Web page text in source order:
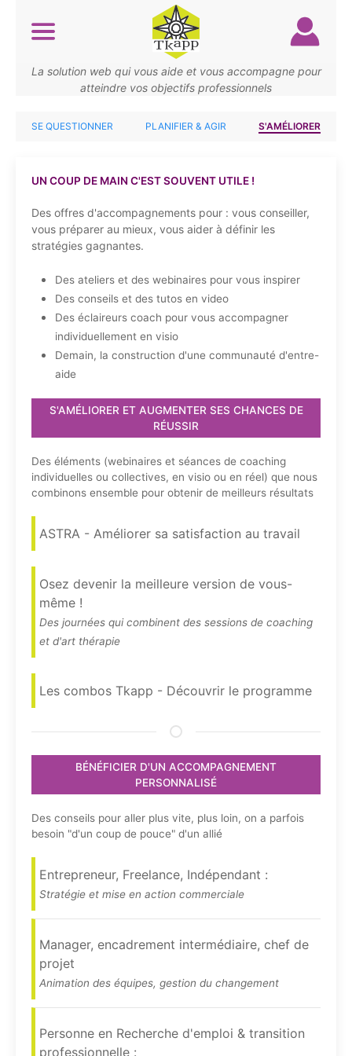
principalLa solution web qui vous aide et vous accompagne pour
atteindre vos objectifs professionnels
SE QUESTIONNER PLANIFIER & AGIR S'AMÉLIORER
UN COUP DE MAIN C'EST SOUVENT UTILE !
Des offres d'accompagnements pour : vous conseiller,
vous préparer au mieux, vous aider à définir les
stratégies gagnantes.
Des ateliers et des webinaires pour vous inspirer
Des conseils et des tutos en video
Des éclaireurs coach pour vous accompagner
individuellement en visio
Demain, la construction d'une communauté d'entre-
aide
S'AMÉLIORER ET AUGMENTER SES CHANCES DE
RÉUSSIR
Des éléments (webinaires et séances de coaching
individuelles ou collectives, en visio ou en réel) que nous
combinons ensemble pour obtenir de meilleurs résultats
ASTRA - Améliorer sa satisfaction au travail
Osez devenir la meilleure version de vous-
même !
Des journées qui combinent des sessions de coaching
et d'art thérapie
Les combos Tkapp - Découvrir le programme
BÉNÉFICIER D'UN ACCOMPAGNEMENT
PERSONNALISÉ
Des conseils pour aller plus vite, plus loin, on a parfois
besoin "d'un coup de pouce" d'un allié
Entrepreneur, Freelance, Indépendant :
Stratégie et mise en action commerciale
Manager, encadrement intermédiaire, chef de
projet
Animation des équipes, gestion du changement
Personne en Recherche d'emploi & transition
professionnelle :